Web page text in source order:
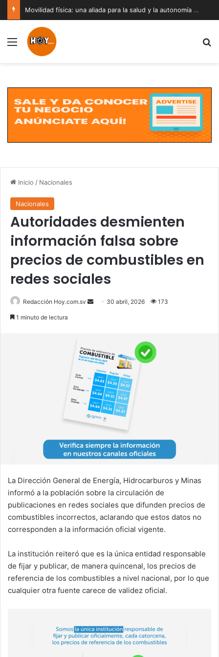
Movilidad física: una aliada para la salud y la autonomía a cualquier edad
Menú
Inicio / Nacionales
Nacionales
Autoridades desmienten
información falsa sobre
precios de combustibles en
redes sociales
Redacción Hoy.com.sv
Send 30 abril, 2026 173
1 minuto de lectura
La Dirección General de Energía, Hidrocarburos y Minas
informó a la población sobre la circulación de
publicaciones en redes sociales que difunden precios de
combustibles incorrectos, aclarando que estos datos no
corresponden a la información oficial vigente.
La institución reiteró que es la única entidad responsable
de fijar y publicar, de manera quincenal, los precios de
referencia de los combustibles a nivel nacional, por lo que
cualquier otra fuente carece de validez oficial.